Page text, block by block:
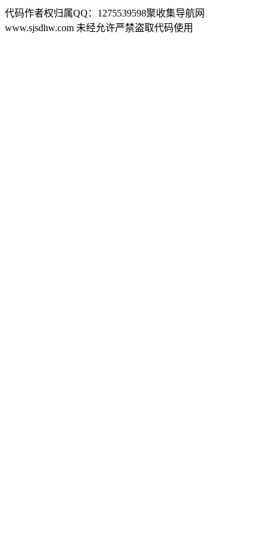
代码作者权归属QQ：1275539598聚收集导航网
www.sjsdhw.com 未经允许严禁盗取代码使用